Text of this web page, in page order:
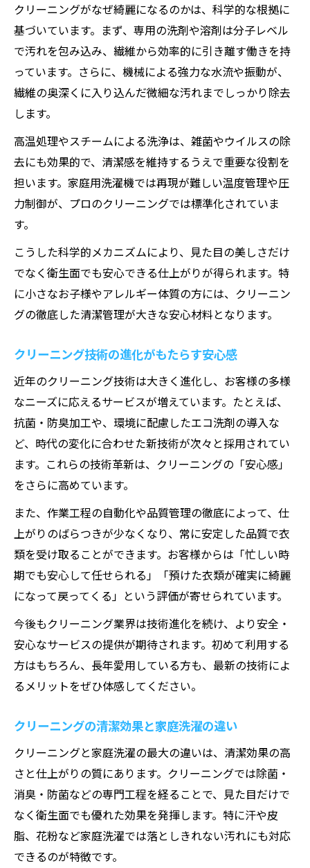
クリーニングがなぜ綺麗になるのかは、科学的な根拠に
基づいています。まず、専用の洗剤や溶剤は分子レベル
で汚れを包み込み、繊維から効率的に引き離す働きを持
っています。さらに、機械による強力な水流や振動が、
繊維の奥深くに入り込んだ微細な汚れまでしっかり除去
します。
高温処理やスチームによる洗浄は、雑菌やウイルスの除
去にも効果的で、清潔感を維持するうえで重要な役割を
担います。家庭用洗濯機では再現が難しい温度管理や圧
力制御が、プロのクリーニングでは標準化されていま
す。
こうした科学的メカニズムにより、見た目の美しさだけ
でなく衛生面でも安心できる仕上がりが得られます。特
に小さなお子様やアレルギー体質の方には、クリーニン
グの徹底した清潔管理が大きな安心材料となります。
クリーニング技術の進化がもたらす安心感
近年のクリーニング技術は大きく進化し、お客様の多様
なニーズに応えるサービスが増えています。たとえば、
抗菌・防臭加工や、環境に配慮したエコ洗剤の導入な
ど、時代の変化に合わせた新技術が次々と採用されてい
ます。これらの技術革新は、クリーニングの「安心感」
をさらに高めています。
また、作業工程の自動化や品質管理の徹底によって、仕
上がりのばらつきが少なくなり、常に安定した品質で衣
類を受け取ることができます。お客様からは「忙しい時
期でも安心して任せられる」「預けた衣類が確実に綺麗
になって戻ってくる」という評価が寄せられています。
今後もクリーニング業界は技術進化を続け、より安全・
安心なサービスの提供が期待されます。初めて利用する
方はもちろん、長年愛用している方も、最新の技術によ
るメリットをぜひ体感してください。
クリーニングの清潔効果と家庭洗濯の違い
クリーニングと家庭洗濯の最大の違いは、清潔効果の高
さと仕上がりの質にあります。クリーニングでは除菌・
消臭・防菌などの専門工程を経ることで、見た目だけで
なく衛生面でも優れた効果を発揮します。特に汗や皮
脂、花粉など家庭洗濯では落としきれない汚れにも対応
できるのが特徴です。